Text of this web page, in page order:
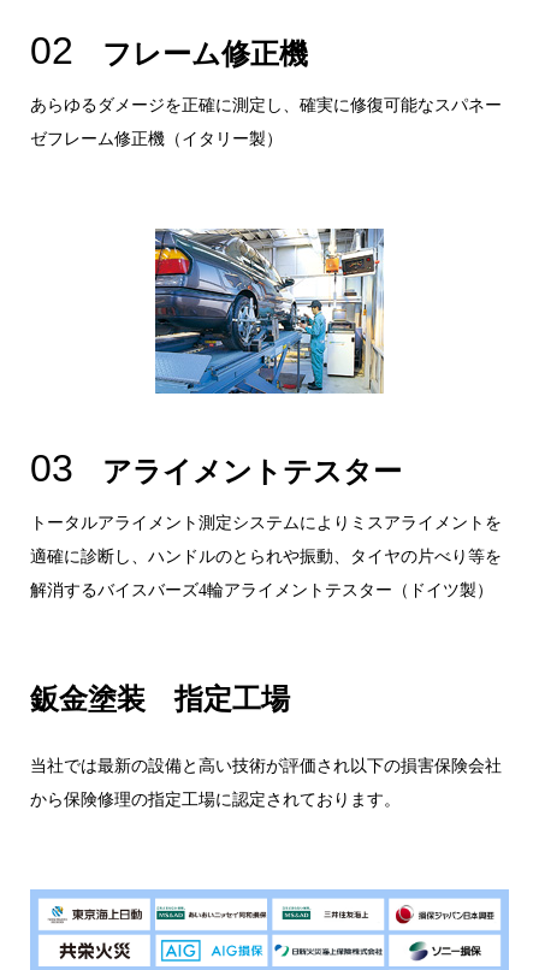
02 フレーム修正機
あらゆるダメージを正確に測定し、確実に修復可能なスパネー
ゼフレーム修正機（イタリー製）
03 アライメントテスター
トータルアライメント測定システムによりミスアライメントを
適確に診断し、ハンドルのとられや振動、タイヤの片べり等を
解消するバイスバーズ4輪アライメントテスター（ドイツ製）
鈑金塗装 指定工場
当社では最新の設備と高い技術が評価され以下の損害保険会社
から保険修理の指定工場に認定されております。